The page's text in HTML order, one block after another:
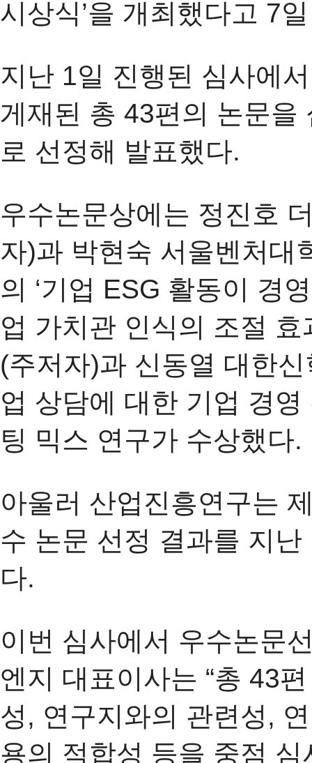
시상식’을 개최했다고 7
지난 1일 진행된 심사에
게재된 총 43편의 논문을
로 선정해 발표했다.
우수논문상에는 정진호
자)과 박현숙 서울벤처대
의 ‘기업 ESG 활동이 경
업 가치관 인식의 조절
(주저자)과 신동열 대한
업 상담에 대한 기업 경
팅 믹스 연구가 수상했다.
아울러 산업진흥연구는
수 논문 선정 결과를 지
다.
이번 심사에서 우수논문
엔지 대표이사는 “총 43
성, 연구지와의 관련성,
용의 적합성 등을 중점 심